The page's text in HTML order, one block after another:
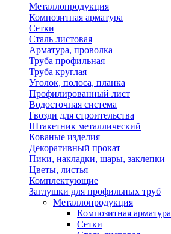
Металлопродукция
Композитная арматура
Сетки
Сталь листовая
Арматура, проволка
Труба профильная
Труба круглая
Уголок, полоса, планка
Профилированный лист
Водосточная система
Гвозди для строительства
Штакетник металлический
Кованые изделия
Декоративный прокат
Пики, накладки, шары, заклепки
Цветы, листья
Комплектующие
Заглушки для профильных труб
Металлопродукция
Композитная арматура
Сетки